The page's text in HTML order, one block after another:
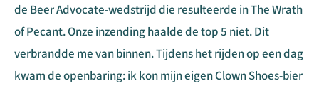
de Beer Advocate-wedstrijd die resulteerde in The Wrath
of Pecant. Onze inzending haalde de top 5 niet. Dit
verbrandde me van binnen. Tijdens het rijden op een dag
kwam de openbaring: ik kon mijn eigen Clown Shoes-bier